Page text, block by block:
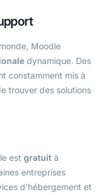
Moodle
dynamique. Des
constamment mis à
trouver des solutions
est gratuit à
entreprises
d’hébergement et